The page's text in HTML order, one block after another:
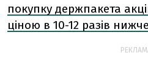
покупку держпакета
ціною в 10-12 разів